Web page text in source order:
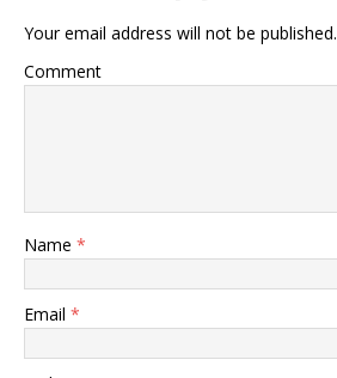
Your email address will not be published.
Comment
Name *
Email *